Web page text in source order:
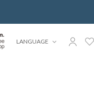
LANGUAGE